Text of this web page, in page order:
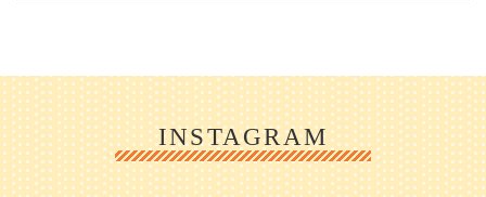
INSTAGRAM